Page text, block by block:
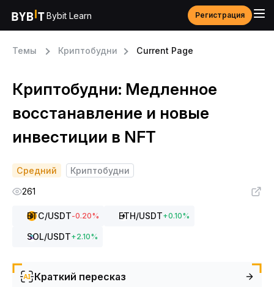
Bybit Learn Регистрация
Темы Криптобудни Current Page
Криптобудни: Медленное
восстанавление и новые
инвестиции в NFT
Средний
Криптобудни
261
BTC/USDT-0.20% ETH/USDT+0.10%
SOL/USDT+2.10%
Краткий пересказ